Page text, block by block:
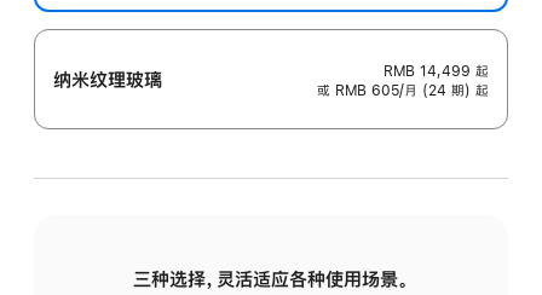
纳米纹理玻璃 RMB 14,499 起
或 RMB 605/月 (24 期) 起
三种选择，灵活适应各种使用场景。